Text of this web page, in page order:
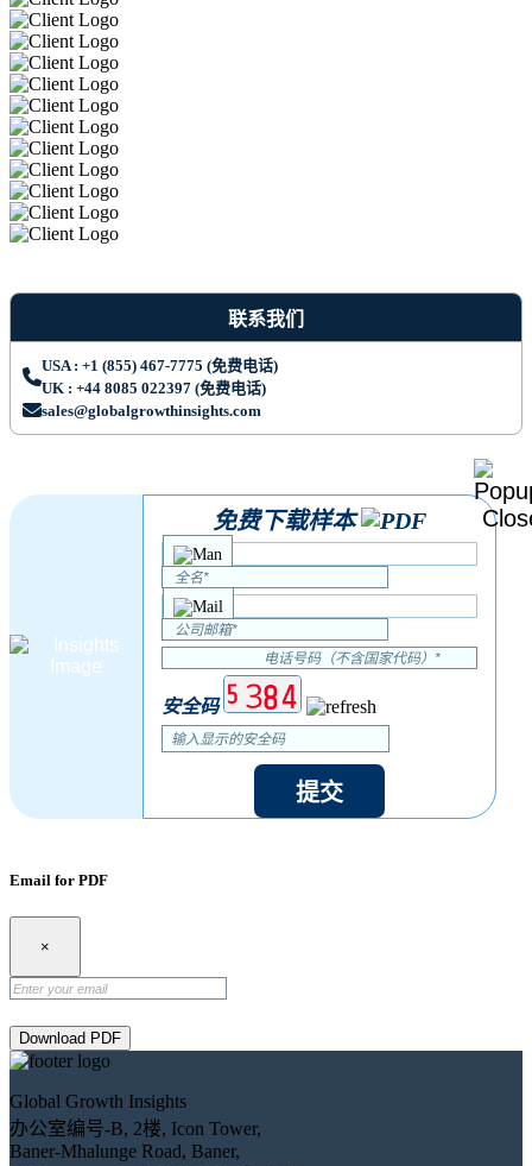
联系我们
USA : +1 (855) 467-7775 (免费电话)
UK : +44 8085 022397 (免费电话)
sales@globalgrowthinsights.com
免费下载样本
安全码
提交
Email for PDF
×
Download PDF
Global Growth Insights
办公室编号-B, 2楼, Icon Tower,
Baner-Mhalunge Road, Baner,